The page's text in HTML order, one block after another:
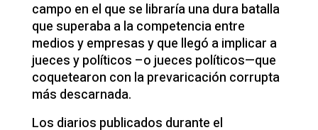
campo en el que se libraría una dura batalla
que superaba a la competencia entre
medios y empresas y que llegó a implicar a
jueces y políticos –o jueces políticos—que
coquetearon con la prevaricación corrupta
más descarnada.
Los diarios publicados durante el